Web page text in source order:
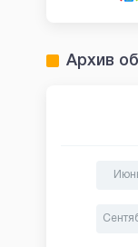
Архив